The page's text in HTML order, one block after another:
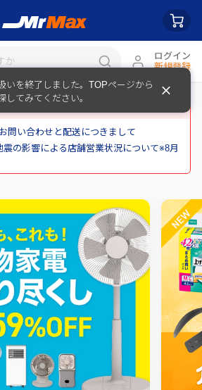
ログイン
新規登録
問い合わせと配送につきまして
震の影響による店舗営業状況について※8月